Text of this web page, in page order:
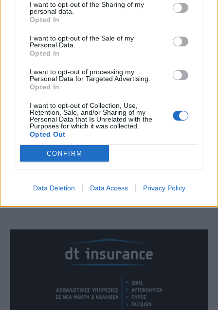
I want to opt-out of the Sharing of my
personal data.
Opted In
I want to opt-out of the Sale of my
Personal Data.
Opted In
I want to opt-out of processing my
Personal Data for Targeted Advertising.
Opted In
I want to opt-out of Collection, Use,
Retention, Sale, and/or Sharing of my
Personal Data that Is Unrelated with the
Purposes for which it was collected.
Opted Out
CONFIRM
Data Deletion Data Access Privacy Policy
(φωτο αρχειου)